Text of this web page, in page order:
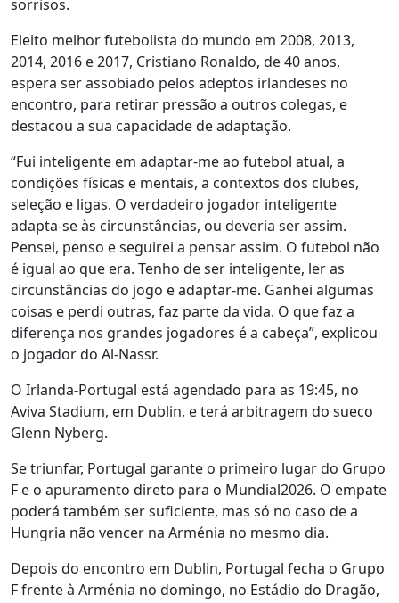
sorrisos.
Eleito melhor futebolista do mundo em 2008, 2013,
2014, 2016 e 2017, Cristiano Ronaldo, de 40 anos,
espera ser assobiado pelos adeptos irlandeses no
encontro, para retirar pressão a outros colegas, e
destacou a sua capacidade de adaptação.
“Fui inteligente em adaptar-me ao futebol atual, a
condições físicas e mentais, a contextos dos clubes,
seleção e ligas. O verdadeiro jogador inteligente
adapta-se às circunstâncias, ou deveria ser assim.
Pensei, penso e seguirei a pensar assim. O futebol não
é igual ao que era. Tenho de ser inteligente, ler as
circunstâncias do jogo e adaptar-me. Ganhei algumas
coisas e perdi outras, faz parte da vida. O que faz a
diferença nos grandes jogadores é a cabeça”, explicou
o jogador do Al-Nassr.
O Irlanda-Portugal está agendado para as 19:45, no
Aviva Stadium, em Dublin, e terá arbitragem do sueco
Glenn Nyberg.
Se triunfar, Portugal garante o primeiro lugar do Grupo
F e o apuramento direto para o Mundial2026. O empate
poderá também ser suficiente, mas só no caso de a
Hungria não vencer na Arménia no mesmo dia.
Depois do encontro em Dublin, Portugal fecha o Grupo
F frente à Arménia no domingo, no Estádio do Dragão,